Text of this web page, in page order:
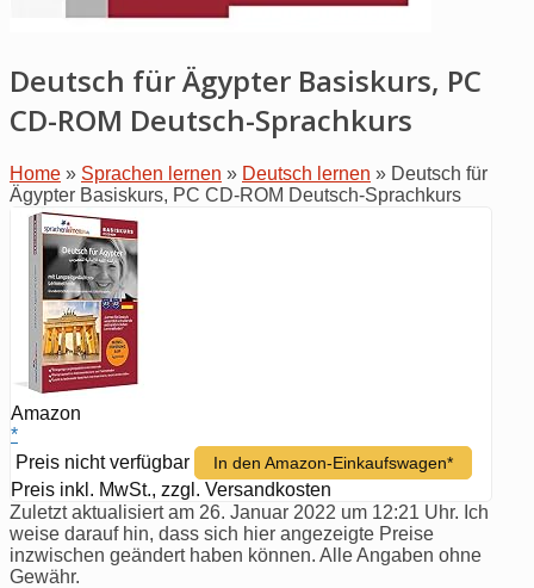
Deutsch für Ägypter Basiskurs, PC
CD-ROM Deutsch-Sprachkurs
Home » Sprachen lernen » Deutsch lernen » Deutsch für
Ägypter Basiskurs, PC CD-ROM Deutsch-Sprachkurs
Amazon
*
Preis nicht verfügbar
In den Amazon-Einkaufswagen*
Preis inkl. MwSt., zzgl. Versandkosten
Zuletzt aktualisiert am 26. Januar 2022 um 12:21 Uhr. Ich
weise darauf hin, dass sich hier angezeigte Preise
inzwischen geändert haben können. Alle Angaben ohne
Gewähr.